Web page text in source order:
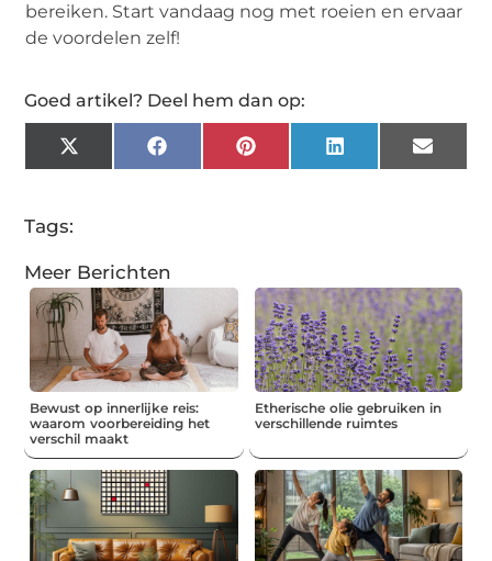
bereiken. Start vandaag nog met roeien en ervaar
de voordelen zelf!
Goed artikel? Deel hem dan op:
X
(Twitter)
FacebookPinterestLinkedInEmail
Tags:
Meer Berichten
Bewust op innerlijke reis:
waarom voorbereiding het
verschil maakt
Etherische olie gebruiken in
verschillende ruimtes